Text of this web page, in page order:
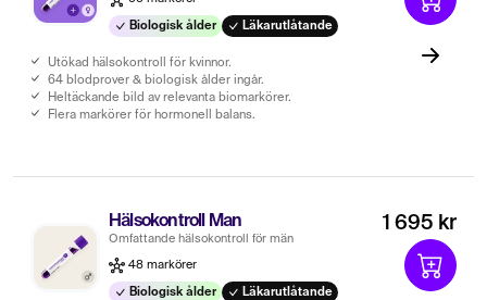
Biologisk ålder Läkarutlåtande
Utökad hälsokontroll för kvinnor.
64 blodprover & biologisk ålder ingår.
Heltäckande bild av relevanta biomarkörer.
Flera markörer för hormonell balans.
Hälsokontroll Man
Omfattande hälsokontroll för män
48 markörer
Biologisk ålder Läkarutlåtande
1 695 kr